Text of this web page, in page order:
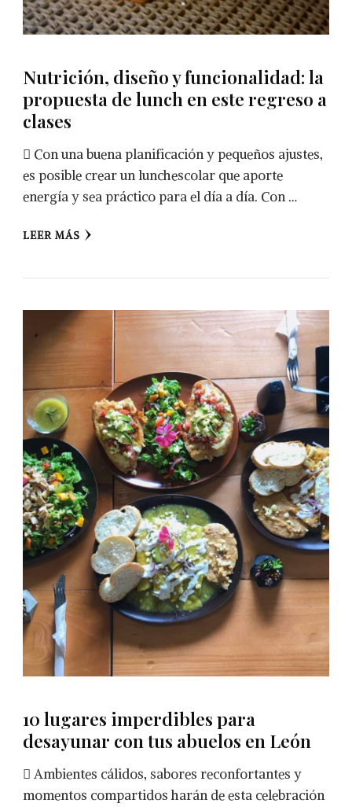
Nutrición, diseño y funcionalidad: la
propuesta de lunch en este regreso a
clases
 Con una buena planificación y pequeños ajustes,
es posible crear un lunchescolar que aporte
energía y sea práctico para el día a día. Con …
LEER MÁS
10 lugares imperdibles para
desayunar con tus abuelos en León
 Ambientes cálidos, sabores reconfortantes y
momentos compartidos harán de esta celebración